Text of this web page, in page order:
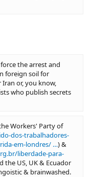
the arrest and
foreign soil for
or, you know,
who publish secrets
Workers' Party of
dos-trabalhadores-
em-londres/ …) &
liberdade-para-
the US, UK & Ecuador
& brainwashed.